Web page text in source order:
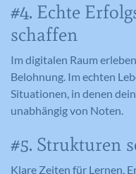
#4. Echte
schaffen
Im digitalen Raum
Belohnung. Im echten
Situationen, in denen
unabhängig von Noten.
#5. Strukturen
Klare Zeiten für Lernen,